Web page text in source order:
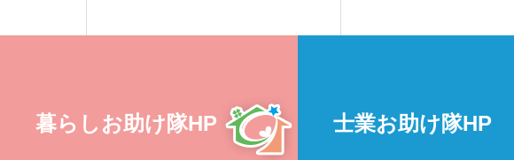
暮らしお助け隊HP 士業お助け隊HP